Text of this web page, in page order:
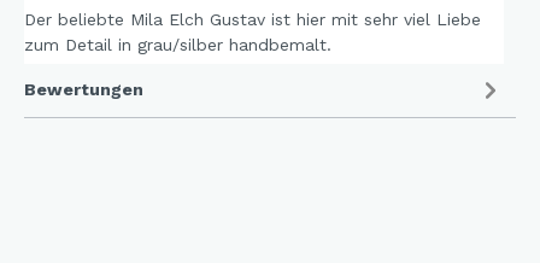
Der beliebte Mila Elch Gustav ist hier mit sehr viel Liebe
zum Detail in grau/silber handbemalt.
Bewertungen